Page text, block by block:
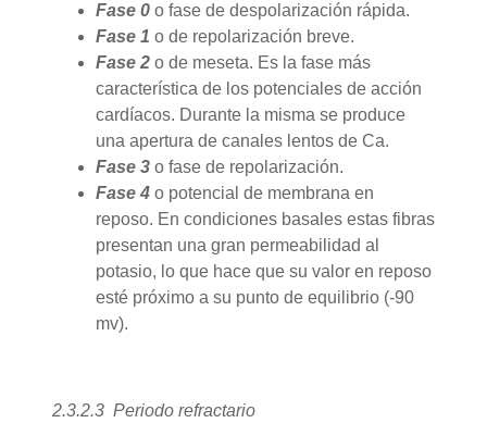
Fase 0 o fase de despolarización rápida.
Fase 1 o de repolarización breve.
Fase 2 o de meseta. Es la fase más
característica de los potenciales de acción
cardíacos. Durante la misma se produce
una apertura de canales lentos de Ca.
Fase 3 o fase de repolarización.
Fase 4 o potencial de membrana en
reposo. En condiciones basales estas fibras
presentan una gran permeabilidad al
potasio, lo que hace que su valor en reposo
esté próximo a su punto de equilibrio (-90
mv).
2.3.2.3 Periodo refractario